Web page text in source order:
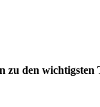
den wichtigsten